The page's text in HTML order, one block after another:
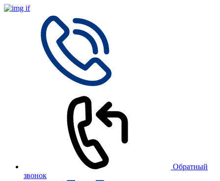
Обратный
звонок